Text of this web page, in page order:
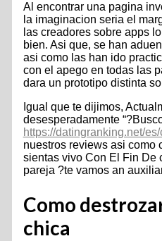
Al encontrar una pagina
la imaginacion seri­a el
las creadores sobre apps
bien. Asi que, se han
asi­ como las han ido
con el apego en todas las
dara un prototipo distinta
Igual que te dijimos,
desesperadamente
https://datingranking.net/
nuestros reviews asi­ como
sientas vivo Con El Fin De
pareja ?te vamos an
Como
chica